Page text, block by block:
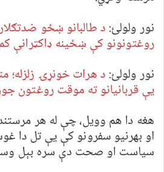
نور ولولئ: د طالبانو ښځو
روغتونونو کې ښځینه ډاکټرانې
نور ولولئ: د هرات خونړۍ زلزله؛
یې قربانیانو ته موقت روغتون
هغه دا هم وویل، چې له هر
او بهرنیو سفرونو کې یې تل دا
سیاست او صحت دې سره بېل